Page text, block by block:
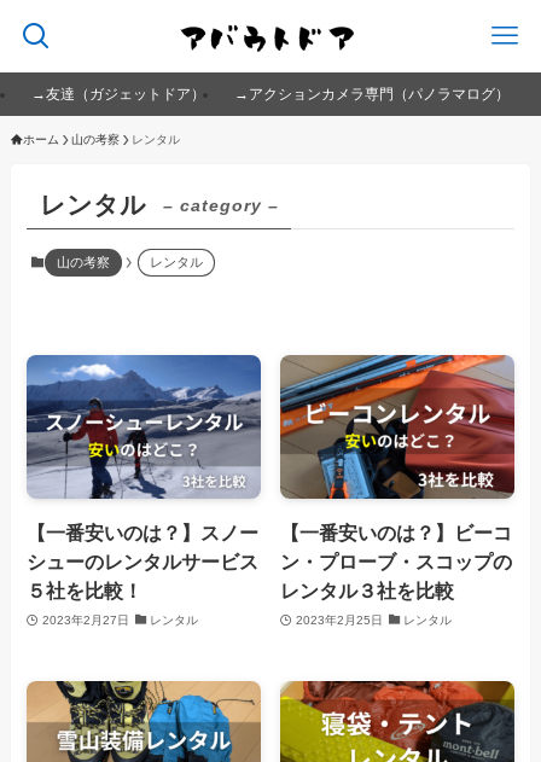
→友達（ガジェットドア） →アクションカメラ専門（パノラマログ）
ホーム 山の考察 レンタル
レンタル – category –
山の考察 レンタル
【一番安いのは？】スノー
シューのレンタルサービス
５社を比較！
2023年2月27日 レンタル
【一番安いのは？】ビーコ
ン・プローブ・スコップの
レンタル３社を比較
2023年2月25日 レンタル